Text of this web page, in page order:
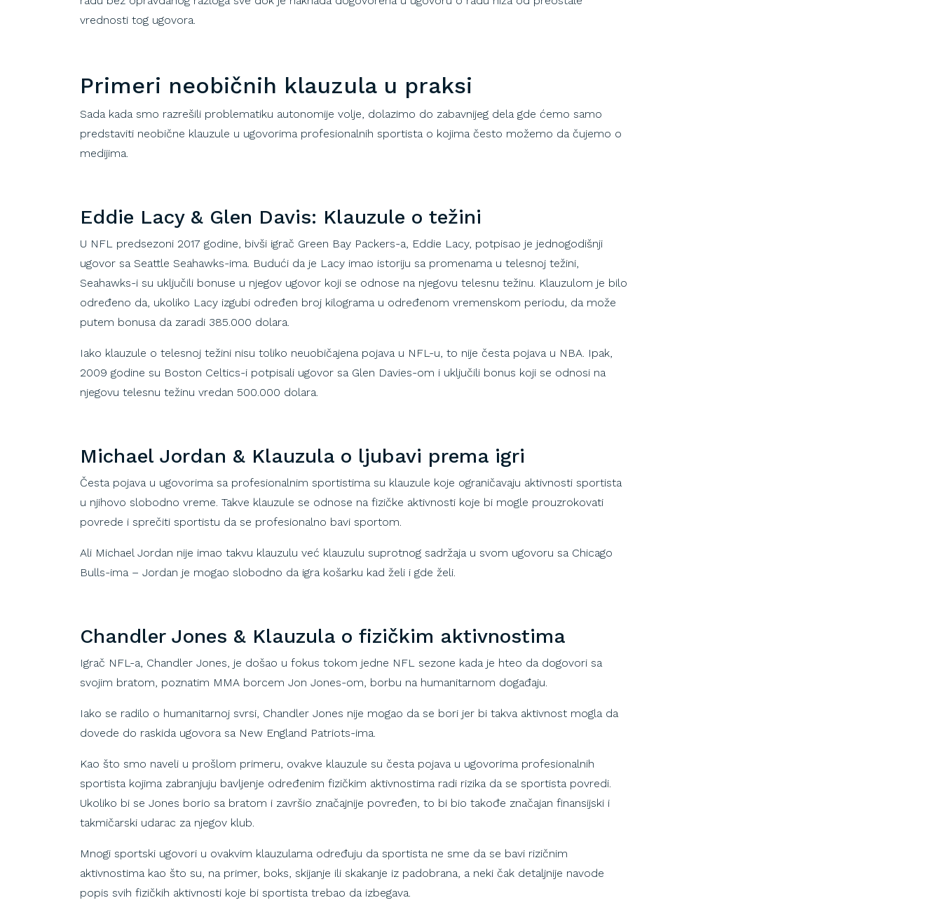
vrednosti tog ugovora.
Primeri neobičnih klauzula u praksi
Sada kada smo razrešili problematiku autonomije volje, dolazimo do zabavnijeg dela gde ćemo samo
predstaviti neobične klauzule u ugovorima profesionalnih sportista o kojima često možemo da čujemo o
medijima.
Eddie Lacy & Glen Davis: Klauzule o težini
U NFL predsezoni 2017 godine, bivši igrač Green Bay Packers-a, Eddie Lacy, potpisao je jednogodišnji
ugovor sa Seattle Seahawks-ima. Budući da je Lacy imao istoriju sa promenama u telesnoj težini,
Seahawks-i su uključili bonuse u njegov ugovor koji se odnose na njegovu telesnu težinu. Klauzulom je bilo
određeno da, ukoliko Lacy izgubi određen broj kilograma u određenom vremenskom periodu, da može
putem bonusa da zaradi 385.000 dolara.
Iako klauzule o telesnoj težini nisu toliko neuobičajena pojava u NFL-u, to nije česta pojava u NBA. Ipak,
2009 godine su Boston Celtics-i potpisali ugovor sa Glen Davies-om i uključili bonus koji se odnosi na
njegovu telesnu težinu vredan 500.000 dolara.
MichaelJordan & Klauzula o ljubavi prema igri
Česta pojava u ugovorima sa profesionalnim sportistima su klauzule koje ograničavaju aktivnosti sportista
u njihovo slobodno vreme. Takve klauzule se odnose na fizičke aktivnosti koje bi mogle prouzrokovati
povrede i sprečiti sportistu da se profesionalno bavi sportom.
Ali Michael Jordan nije imao takvu klauzulu već klauzulu suprotnog sadržaja u svom ugovoru sa Chicago
Bulls-ima – Jordan je mogao slobodno da igra košarku kad želi i gde želi.
ChandlerJones & Klauzula o fizičkim aktivnostima
Igrač NFL-a, Chandler Jones, je došao u fokus tokom jedne NFL sezone kada je hteo da dogovori sa
svojim bratom, poznatim MMA borcem Jon Jones-om, borbu na humanitarnom događaju.
Iako se radilo o humanitarnoj svrsi, Chandler Jones nije mogao da se bori jer bi takva aktivnost mogla da
dovede do raskida ugovora sa New England Patriots-ima.
Kao što smo naveli u prošlom primeru, ovakve klauzule su česta pojava u ugovorima profesionalnih
sportista kojima zabranjuju bavljenje određenim fizičkim aktivnostima radi rizika da se sportista povredi.
Ukoliko bi se Jones borio sa bratom i završio značajnije povređen, to bi bio takođe značajan finansijski i
takmičarski udarac za njegov klub.
Mnogi sportski ugovori u ovakvim klauzulama određuju da sportista ne sme da se bavi rizičnim
aktivnostima kao što su, na primer, boks, skijanje ili skakanje iz padobrana, a neki čak detaljnije navode
popis svih fizičkih aktivnosti koje bi sportista trebao da izbegava.